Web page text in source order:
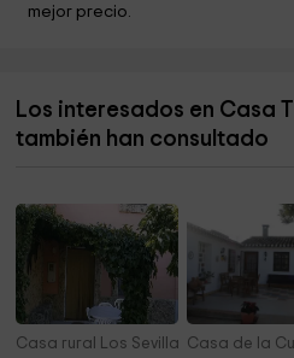
Parroquia de Nuestra Señora de la
IGLESIA DE SANTA ANA
mejor precio.
Los interesados en Casa
también han consultado
Casa rural Los Sevilla I Casa de la